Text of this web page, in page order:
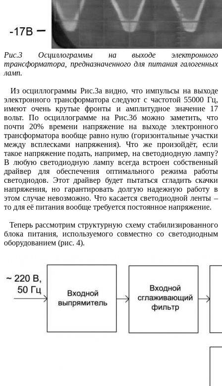
Рис.3 Осциллограммы на выходе электронного
трансформатора, предназначенного для питания галогенных
ламп.
Из осциллограммы Рис.3а видно, что импульсы на выходе
электронного трансформатора следуют с частотой 55000 Гц,
имеют очень крутые фронты и амплитудное значение 17
вольт. По осциллограмме на Рис.3б можно заметить, что
почти 20% времени напряжение на выходе электронного
трансформатора вообще равно нулю (горизонтальные участки
между всплесками напряжения). Что же произойдёт, если
такое напряжение подать, например, на светодиодную лампу?
В любую светодиодную лампу всегда встроен собственный
драйвер для обеспечения оптимального режима работы
светодиодов. Этот драйвер будет пытаться сгладить скачки
напряжения, но гарантировать долгую надежную работу в
этом случае невозможно. Что касается светодиодной ленты –
то для её питания вообще требуется постоянное напряжение.
Теперь рассмотрим структурную схему стабилизированного
блока питания, используемого совместно со светодиодным
оборудованием (рис. 4).